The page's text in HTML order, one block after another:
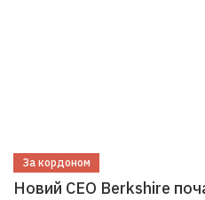
За кордоном
Новий CEO Berkshire